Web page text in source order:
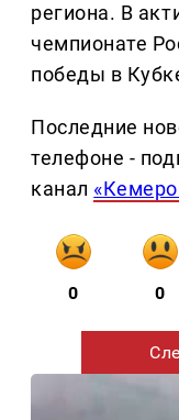
региона. В
чемпионате
победы в
Последние
телефоне -
канал
0 0